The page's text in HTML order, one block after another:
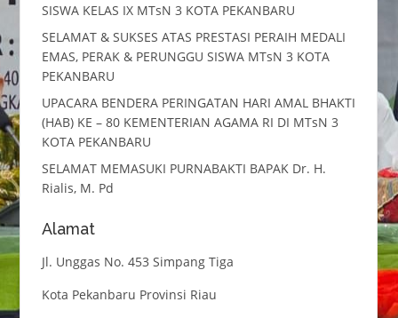
SISWA KELAS IX MTsN 3 KOTA PEKANBARU
SELAMAT & SUKSES ATAS PRESTASI PERAIH MEDALI
EMAS, PERAK & PERUNGGU SISWA MTsN 3 KOTA
PEKANBARU
UPACARA BENDERA PERINGATAN HARI AMAL BHAKTI
(HAB) KE – 80 KEMENTERIAN AGAMA RI DI MTsN 3
KOTA PEKANBARU
SELAMAT MEMASUKI PURNABAKTI BAPAK Dr. H.
Rialis, M. Pd
Alamat
Jl. Unggas No. 453 Simpang Tiga
Kota Pekanbaru Provinsi Riau